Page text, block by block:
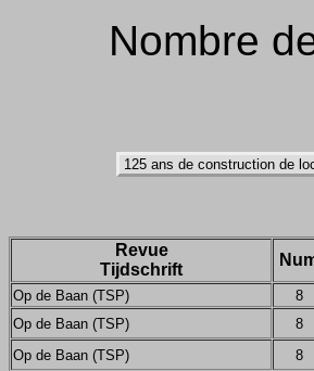
Nombre
Revue
Tijdschrift
Op de Baan (TSP) 8
Op de Baan (TSP)
8
Op de Baan (TSP)
8